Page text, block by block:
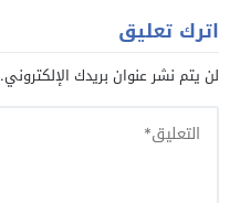
اترك تعليق
لن يتم نشر عنوان بريدك الإلكتروني.